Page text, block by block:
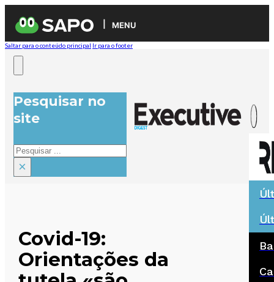
MENU
Saltar para o conteúdo principal Ir para o footer
Pesquisar no
site
Pesquisar
×
Covid-19:
Orientações da